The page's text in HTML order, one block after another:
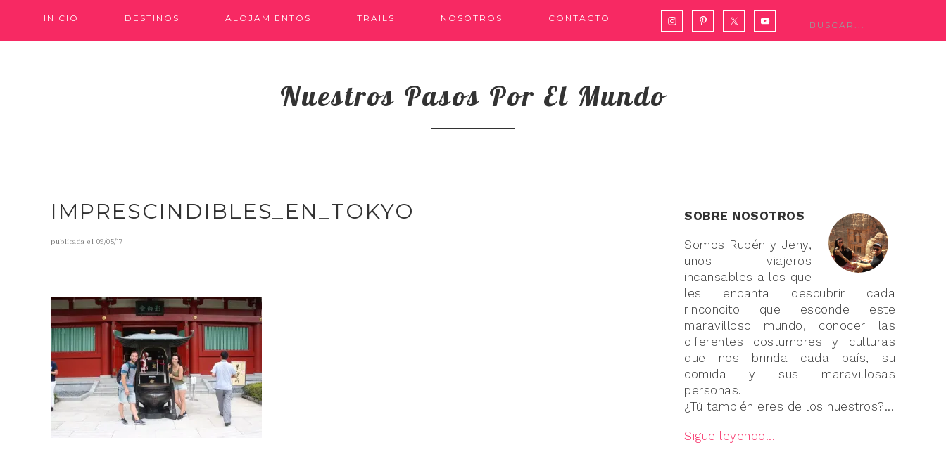
INICIO DESTINOS ALOJAMIENTOS TRAILS NOSOTROS CONTACTO
Nuestros Pasos Por El Mundo
IMPRESCINDIBLES_EN_TOKYO
publicada el 09/05/17
SOBRE NOSOTROS
Somos Rubén y Jeny,
unos viajeros
incansables a los que
les encanta descubrir cada
rinconcito que esconde este
maravilloso mundo, conocer las
diferentes costumbres y culturas
que nos brinda cada país, su
comida y sus maravillosas
personas.
¿Tú también eres de los nuestros?...
Sigue leyendo...